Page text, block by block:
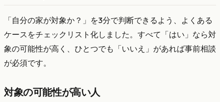
「自分の家が対象か？」を3分で判断できるよう、よくある
ケースをチェックリスト化しました。すべて「はい」なら対
象の可能性が高く、ひとつでも「いいえ」があれば事前相談
が必須です。
対象の可能性が高い人